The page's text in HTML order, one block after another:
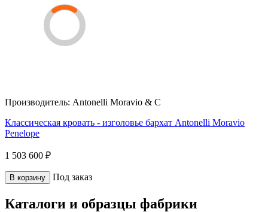
Производитель: Antonelli Moravio & C
Классическая кровать - изголовье бархат Antonelli Moravio
Penelope
1 503 600 ₽
В корзину Под заказ
Каталоги и образцы фабрики